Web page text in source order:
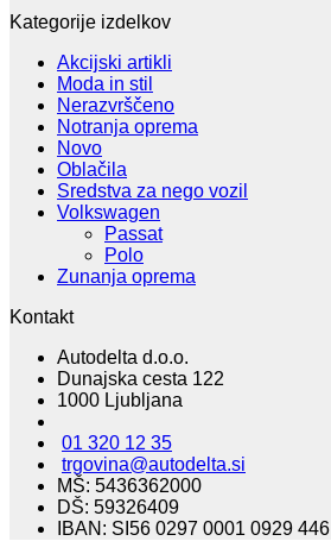
Kategorije izdelkov
Akcijski artikli
Moda in stil
Nerazvrščeno
Notranja oprema
Novo
Oblačila
Sredstva za nego vozil
Volkswagen
Passat
Polo
Zunanja oprema
Kontakt
Autodelta d.o.o.
Dunajska cesta 122
1000 Ljubljana
01 320 12 35
trgovina@autodelta.si
MŠ: 5436362000
DŠ: 59326409
IBAN: SI56 0297 0001 0929 446